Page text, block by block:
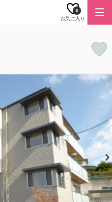
お気に入り
0